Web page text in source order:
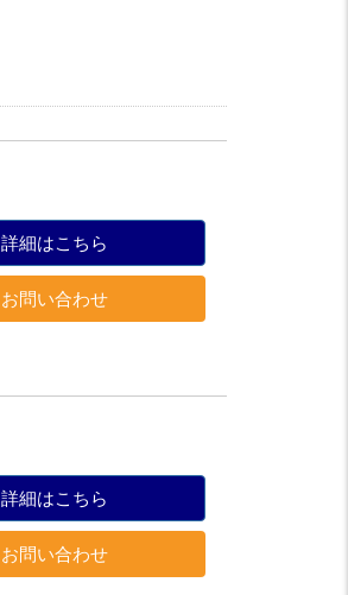
詳細はこちら
お問い合わせ
詳細はこちら
お問い合わせ